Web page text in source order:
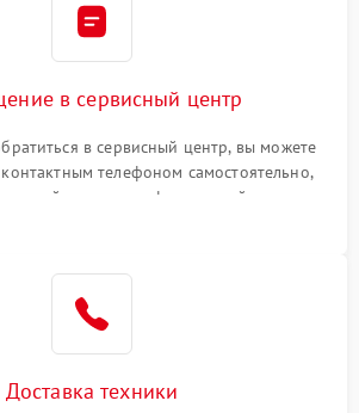
в сервисный центр
в сервисный центр, вы можете
контактным телефоном самостоятельно,
свой номер телефона на сайте
Доставка техники